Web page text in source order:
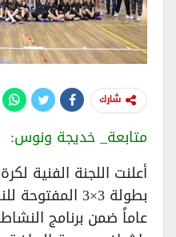
شارك
متابعة_ خديجة ونوس:
أعلنت اللجنة الفنية